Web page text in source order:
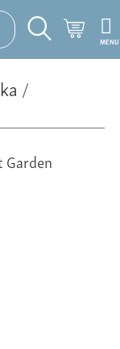
Hakutoiminto
MENU
/